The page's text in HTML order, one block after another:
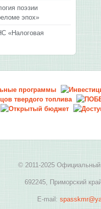
поэзии
эпох»
«Налоговая
© 2011-2025 Официальный
692245, Приморский
E-mail: